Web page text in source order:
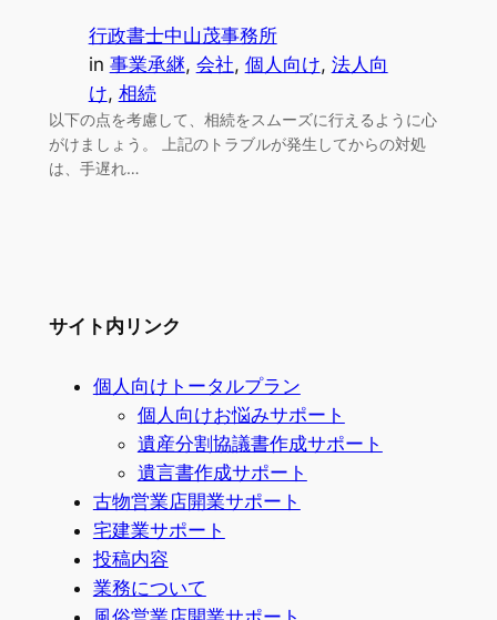
行政書士中山茂事務所
in 事業承継, 会社, 個人向け, 法人向
け, 相続
以下の点を考慮して、相続をスムーズに行えるように心
がけましょう。 上記のトラブルが発生してからの対処
は、手遅れ…
サイト内リンク
個人向けトータルプラン
個人向けお悩みサポート
遺産分割協議書作成サポート
遺言書作成サポート
古物営業店開業サポート
宅建業サポート
投稿内容
業務について